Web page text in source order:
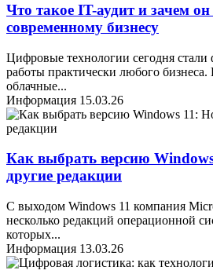
Что такое IT-аудит и зачем
современному бизнесу
Цифровые технологии сегодня стали
работы практически любого
облачные...
Информация 15.03.26
Как выбрать версию
другие редакции
С выходом Windows 11 компания
несколько редакций операционной
которых...
Информация 13.03.26